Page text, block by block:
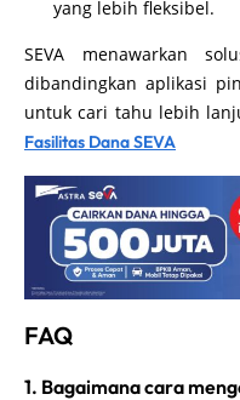
yang lebih fleksibel.
SEVA menawarkan
dibandingkan aplikasi
untuk cari tahu lebih
Fasilitas Dana SEVA
FAQ
1. Bagaimana cara